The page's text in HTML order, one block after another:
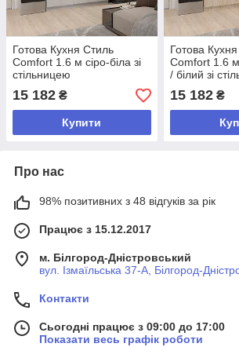
Готова Кухня Стиль
Comfort 1.6 м сіро-біла зі
стільницею
15 182 ₴
Купити
Готова
Comfort 1.6
/ білий зі
15 182₴
Про нас
98% позитивних з 48 відгуків за рік
Працює з 15.12.2017
м. Білгород-Дністровський
вул. Ізмаїльська 37-А, Білгород-
Контакти
Сьогодні працює з 09:00 до 17:00
Показати весь графік роботи